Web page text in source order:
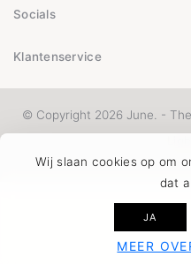
Wij slaan cookies op om
dat
JA
MEER
Socials
Klantenservice
© Copyright 2026 June. -